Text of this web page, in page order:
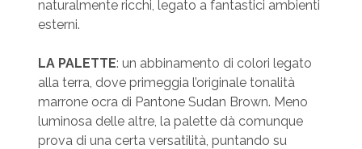
naturalmente ricchi, legato a fantastici ambienti
esterni.
LA PALETTE: un abbinamento di colori legato
alla terra, dove primeggia l’originale tonalità
marrone ocra di Pantone Sudan Brown. Meno
luminosa delle altre, la palette dà comunque
prova di una certa versatilità, puntando su